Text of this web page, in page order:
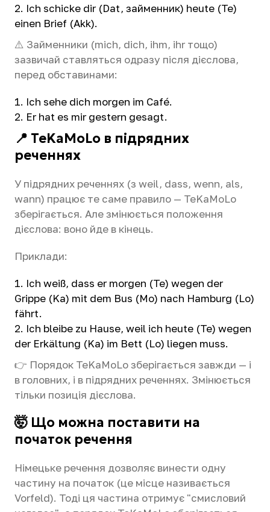
Ich schicke dir (Dat, займенник) heute (Te)
einen Brief (Akk).
⚠️ Займенники (mich, dich, ihm, ihr тощо)
зазвичай ставляться одразу після дієслова,
перед обставинами:
Ich sehe dich morgen im Café.
Er hat es mir gestern gesagt.
📍 TeKaMoLo в підрядних
реченнях
У підрядних реченнях (з weil, dass, wenn, als,
wann) працює те саме правило — TeKaMoLo
зберігається. Але змінюється положення
дієслова: воно йде в кінець.
Приклади:
Ich weiß, dass er morgen (Te) wegen der
Grippe (Ka) mit dem Bus (Mo) nach Hamburg (Lo)
fährt.
Ich bleibe zu Hause, weil ich heute (Te) wegen
der Erkältung (Ka) im Bett (Lo) liegen muss.
👉 Порядок TeKaMoLo зберігається завжди — і
в головних, і в підрядних реченнях. Змінюється
тільки позиція дієслова.
🤯 Що можна поставити на
початок речення
Німецьке речення дозволяє винести одну
частину на початок (це місце називається
Vorfeld). Тоді ця частина отримує "смисловий